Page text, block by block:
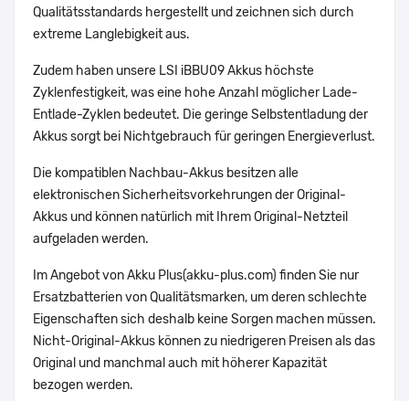
Qualitätsstandards hergestellt und zeichnen sich durch
extreme Langlebigkeit aus.
Zudem haben unsere LSI iBBU09 Akkus höchste
Zyklenfestigkeit, was eine hohe Anzahl möglicher Lade-
Entlade-Zyklen bedeutet. Die geringe Selbstentladung der
Akkus sorgt bei Nichtgebrauch für geringen Energieverlust.
Die kompatiblen Nachbau-Akkus besitzen alle
elektronischen Sicherheitsvorkehrungen der Original-
Akkus und können natürlich mit Ihrem Original-Netzteil
aufgeladen werden.
Im Angebot von Akku Plus(akku-plus.com) finden Sie nur
Ersatzbatterien von Qualitätsmarken, um deren schlechte
Eigenschaften sich deshalb keine Sorgen machen müssen.
Nicht-Original-Akkus können zu niedrigeren Preisen als das
Original und manchmal auch mit höherer Kapazität
bezogen werden.